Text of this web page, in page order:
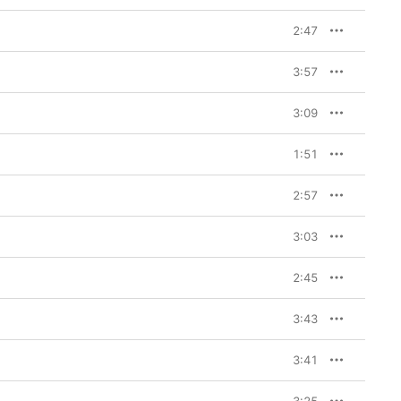
2:47
3:57
3:09
1:51
2:57
3:03
2:45
3:43
3:41